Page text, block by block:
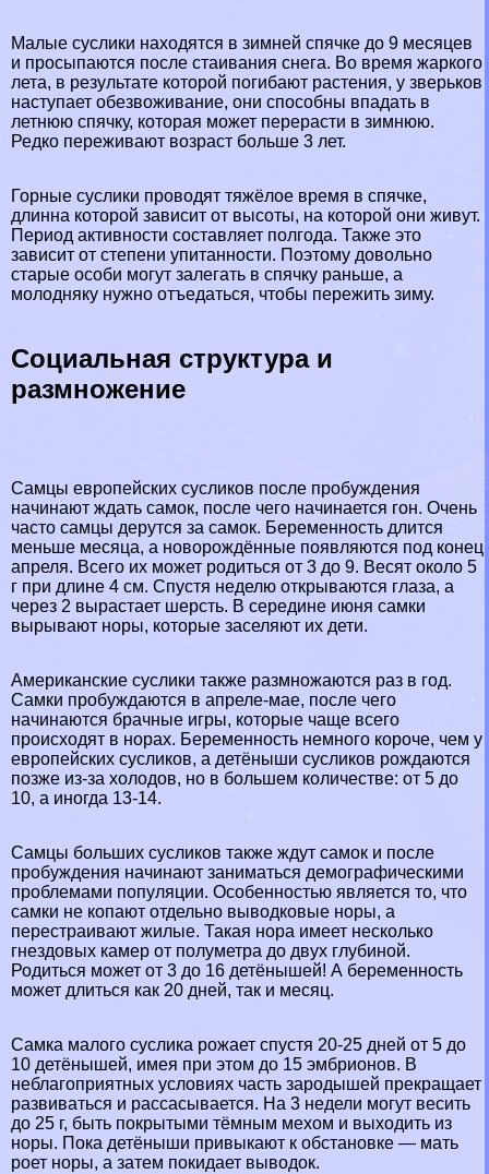
Малые суслики находятся в зимней спячке до 9 месяцев
и просыпаются после стаивания снега. Во время жаркого
лета, в результате которой погибают растения, у зверьков
наступает обезвоживание, они способны впадать в
летнюю спячку, которая может перерасти в зимнюю.
Редко переживают возраст больше 3 лет.
Горные суслики проводят тяжёлое время в спячке,
длинна которой зависит от высоты, на которой они живут.
Период активности составляет полгода. Также это
зависит от степени упитанности. Поэтому довольно
старые особи могут залегать в спячку раньше, а
молодняку нужно отъедаться, чтобы пережить зиму.
Социальная структура и
размножение
Самцы европейских сусликов после пробуждения
начинают ждать самок, после чего начинается гон. Очень
часто самцы дерутся за самок. Беременность длится
меньше месяца, а новорождённые появляются под конец
апреля. Всего их может родиться от 3 до 9. Весят около 5
г при длине 4 см. Спустя неделю открываются глаза, а
через 2 вырастает шерсть. В середине июня самки
вырывают норы, которые заселяют их дети.
Американские суслики также размножаются раз в год.
Самки пробуждаются в апреле-мае, после чего
начинаются брачные игры, которые чаще всего
происходят в норах. Беременность немного короче, чем у
европейских сусликов, а детёныши сусликов рождаются
позже из-за холодов, но в большем количестве: от 5 до
10, а иногда 13-14.
Самцы больших сусликов также ждут самок и после
пробуждения начинают заниматься демографическими
проблемами популяции. Особенностью является то, что
самки не копают отдельно выводковые норы, а
перестраивают жилые. Такая нора имеет несколько
гнездовых камер от полуметра до двух глубиной.
Родиться может от 3 до 16 детёнышей! А беременность
может длиться как 20 дней, так и месяц.
Самка малого суслика рожает спустя 20-25 дней от 5 до
10 детёнышей, имея при этом до 15 эмбрионов. В
нeблагоприятных условиях часть зародышей прекращает
развиваться и рассасывается. На 3 недели могут весить
до 25 г, быть покрытыми тёмным мехом и выходить из
норы. Пока детёныши привыкают к обстановке — мать
роет норы, а затем покидает выводок.